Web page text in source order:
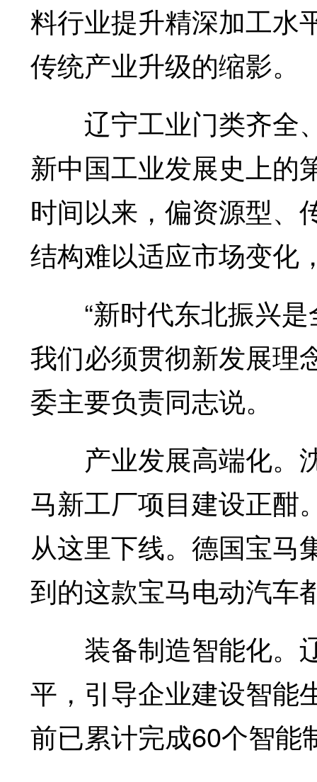
料行业提升精深加工水
传统产业升级的缩影。
辽宁工业门类齐全
新中国工业发展史上的
时间以来，偏资源型、
结构难以适应市场变化
“新时代东北振兴是
我们必须贯彻新发展理
委主要负责同志说。
产业发展高端化。
马新工厂项目建设正酣
从这里下线。德国宝马
到的这款宝马电动汽车
装备制造智能化。
平，引导企业建设智能
前已累计完成60个智能